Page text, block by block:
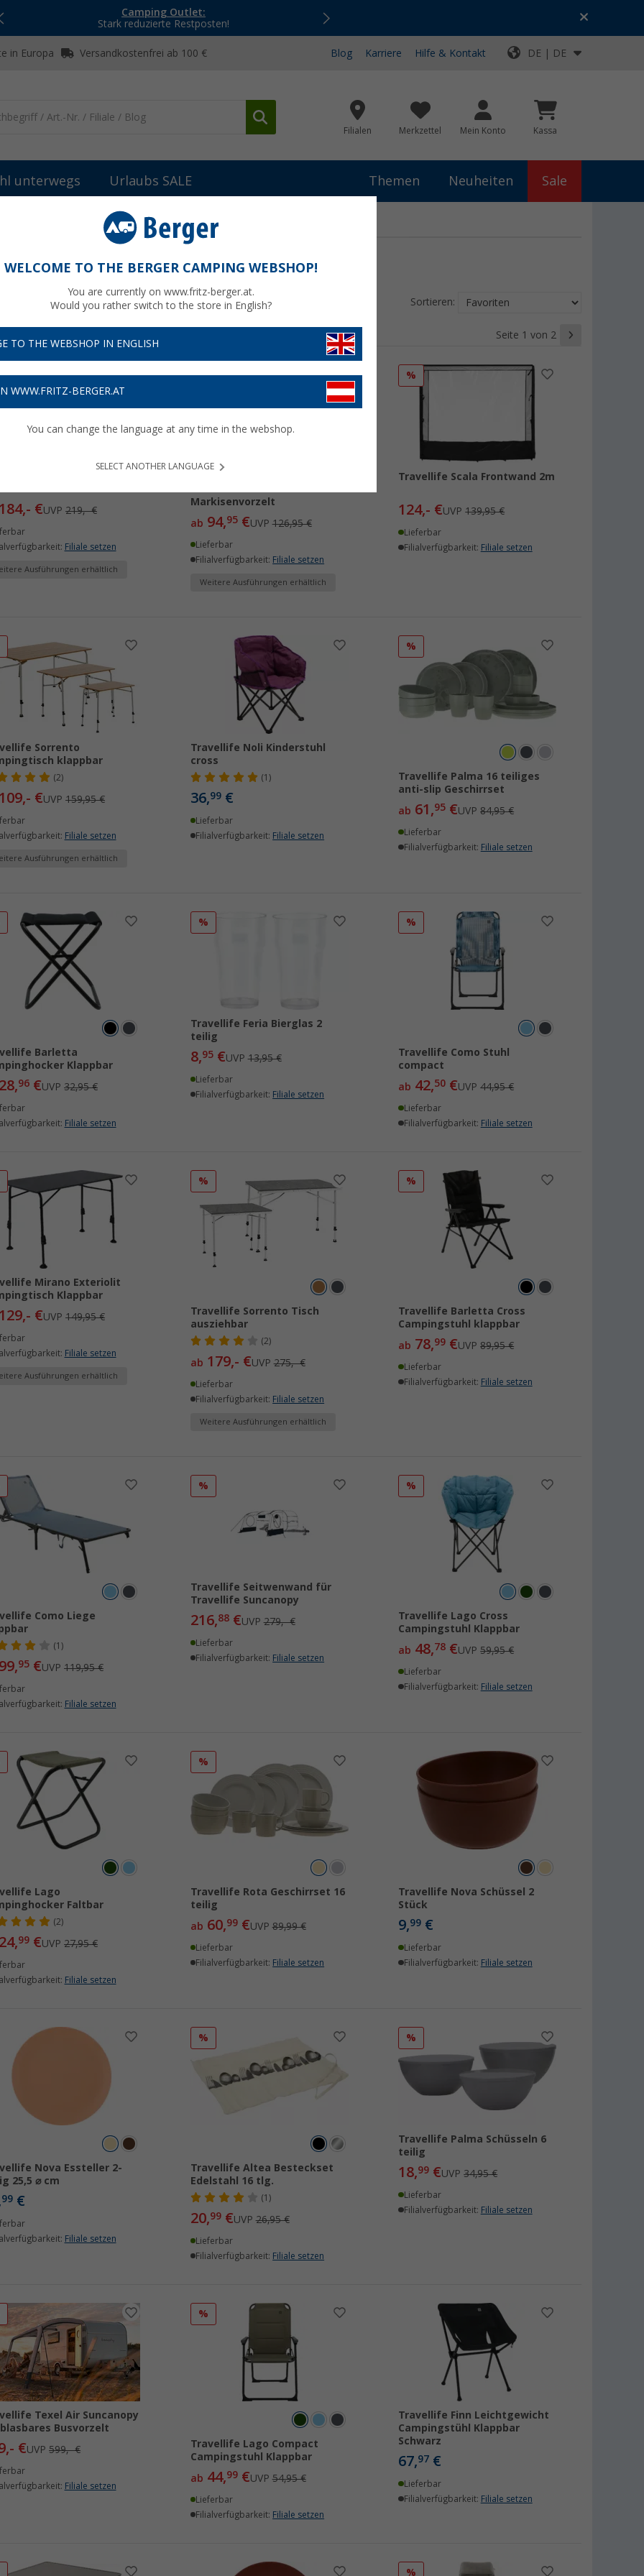
Camping Outlet:
Stark reduzierte Restposten!
Top-Deals für dein Abenteuer!
in Europa Versandkostenfrei ab 100 € Blog Karriere Hilfe & Kontakt DE | DE
Filialen Merkzettel Mein Konto Kassa
unterwegs Urlaubs SALE Themen Neuheiten Sale
Sortieren:
Seite 1 von 2
184,- €UVP219,- €
Filiale setzen
Ausführungen erhältlich
%
Markisenvorzelt
ab 94,95€UVP126,95 €
Lieferbar
Filialverfügbarkeit: Filiale setzen
Weitere Ausführungen erhältlich
%
Travellife Scala Frontwand 2m
124,- €UVP139,95 €
Lieferbar
Filialverfügbarkeit: Filiale setzen
Sorrento
klappbar
(2)
109,- €UVP159,95 €
Filiale setzen
Ausführungen erhältlich
Travellife Noli Kinderstuhl
cross
(1)
36,99€
Lieferbar
Filialverfügbarkeit: Filiale setzen
%
Travellife Palma 16 teiliges
anti-slip Geschirrset
ab 61,95 €UVP84,95 €
Lieferbar
Filialverfügbarkeit: Filiale setzen
Barletta
Klappbar
28,96 €UVP32,95 €
Filiale setzen
%
Travellife Feria Bierglas 2
teilig
8,95€UVP13,95 €
Lieferbar
Filialverfügbarkeit: Filiale setzen
%
Travellife Como Stuhl
compact
ab 42,50 €UVP44,95 €
Lieferbar
Filialverfügbarkeit: Filiale setzen
Mirano Exteriolit
Klappbar
129,- €UVP149,95 €
Filiale setzen
Ausführungen erhältlich
%
Travellife Sorrento Tisch
ausziehbar
(2)
ab 179,- €UVP275,- €
Lieferbar
Filialverfügbarkeit: Filiale setzen
Weitere Ausführungen erhältlich
%
Travellife Barletta Cross
Campingstuhl klappbar
ab 78,99 €UVP89,95 €
Lieferbar
Filialverfügbarkeit: Filiale setzen
Como Liege
(1)
99,95 €UVP119,95 €
Filiale setzen
%
Travellife Seitwenwand für
Travellife Suncanopy
216,88€UVP279,- €
Lieferbar
Filialverfügbarkeit: Filiale setzen
%
Travellife Lago Cross
Campingstuhl Klappbar
ab 48,78 €UVP59,95 €
Lieferbar
Filialverfügbarkeit: Filiale setzen
Lago
Faltbar
(2)
24,99 €UVP27,95 €
Filiale setzen
%
Travellife Rota Geschirrset 16
teilig
ab 60,99€UVP89,99 €
Lieferbar
Filialverfügbarkeit: Filiale setzen
Travellife Nova Schüssel 2
Stück
9,99 €
Lieferbar
Filialverfügbarkeit: Filiale setzen
Nova Essteller 2-
25,5 ⌀ cm
99 €
Filiale setzen
%
Travellife Altea Besteckset
Edelstahl 16 tlg.
(1)
20,99€UVP26,95 €
Lieferbar
Filialverfügbarkeit: Filiale setzen
%
Travellife Palma Schüsseln 6
teilig
18,99 €UVP34,95 €
Lieferbar
Filialverfügbarkeit: Filiale setzen
Texel Air Suncanopy
Busvorzelt
€UVP599,- €
Filiale setzen
%
Travellife Lago Compact
Campingstuhl Klappbar
ab 44,99€UVP54,95 €
Lieferbar
Filialverfügbarkeit: Filiale setzen
Travellife Finn Leichtgewicht
Campingstühl Klappbar
Schwarz
67,97 €
Lieferbar
Filialverfügbarkeit: Filiale setzen
%
WELCOME TO THE BERGER CAMPING WEBSHOP!
You are currently on www.fritz-berger.at.
Would you rather switch to the store in English?
TO THE WEBSHOP IN ENGLISH
WWW.FRITZ-BERGER.AT
You can change the language at any time in the webshop.
SELECT ANOTHER LANGUAGE